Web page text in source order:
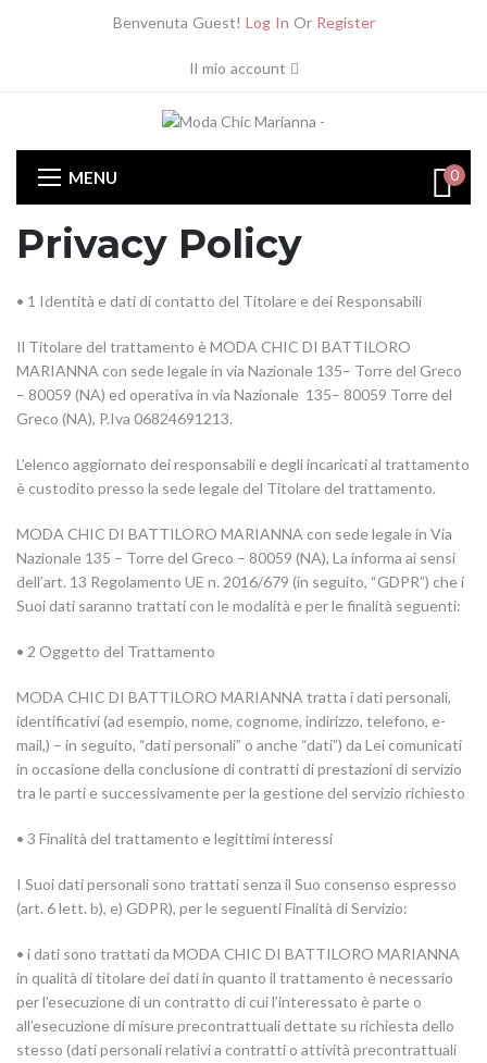
Benvenuta Guest! Log In Or Register
Il mio account
MENU 0
Privacy Policy
• 1 Identità e dati di contatto del Titolare e dei Responsabili
Il Titolare del trattamento è MODA CHIC DI BATTILORO
MARIANNA con sede legale in via Nazionale 135– Torre del Greco
– 80059 (NA) ed operativa in via Nazionale 135– 80059 Torre del
Greco (NA), P.Iva 06824691213.
L’elenco aggiornato dei responsabili e degli incaricati al trattamento
è custodito presso la sede legale del Titolare del trattamento.
MODA CHIC DI BATTILORO MARIANNA con sede legale in Via
Nazionale 135 – Torre del Greco – 80059 (NA), La informa ai sensi
dell’art. 13 Regolamento UE n. 2016/679 (in seguito, “GDPR”) che i
Suoi dati saranno trattati con le modalità e per le finalità seguenti:
• 2 Oggetto del Trattamento
MODA CHIC DI BATTILORO MARIANNA tratta i dati personali,
identificativi (ad esempio, nome, cognome, indirizzo, telefono, e-
mail,) – in seguito, “dati personali” o anche “dati”) da Lei comunicati
in occasione della conclusione di contratti di prestazioni di servizio
tra le parti e successivamente per la gestione del servizio richiesto
• 3 Finalità del trattamento e legittimi interessi
I Suoi dati personali sono trattati senza il Suo consenso espresso
(art. 6 lett. b), e) GDPR), per le seguenti Finalità di Servizio:
• i dati sono trattati da MODA CHIC DI BATTILORO MARIANNA
in qualità di titolare dei dati in quanto il trattamento è necessario
per l’esecuzione di un contratto di cui l’interessato è parte o
all’esecuzione di misure precontrattuali dettate su richiesta dello
stesso (dati personali relativi a contratti o attività precontrattuali